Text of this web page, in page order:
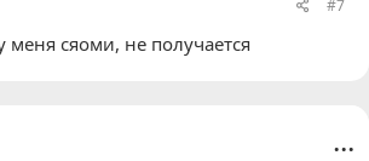
#7
меня сяоми, не получается
...